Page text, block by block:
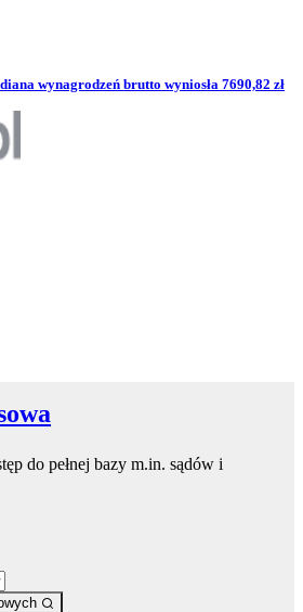
wynagrodzeń brutto wyniosła 7690,82 zł
do pełnej bazy m.in. sądów i